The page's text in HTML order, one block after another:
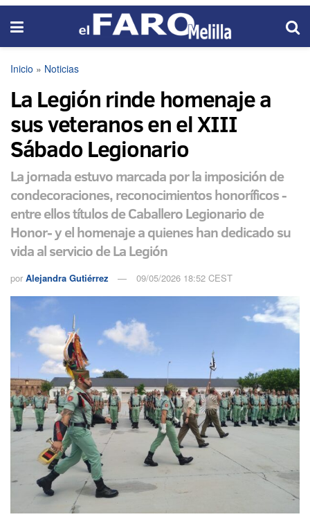
Inicio » Noticias
La Legión rinde homenaje a
sus veteranos en el XIII
Sábado Legionario
La jornada estuvo marcada por la imposición de
condecoraciones, reconocimientos honoríficos -
entre ellos títulos de Caballero Legionario de
Honor- y el homenaje a quienes han dedicado su
vida al servicio de La Legión
por Alejandra Gutiérrez 09/05/2026 18:52 CEST